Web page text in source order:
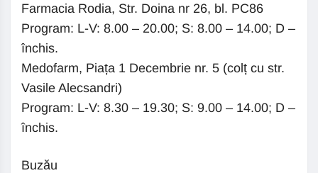
Farmacia Rodia, Str. Doina nr 26, bl. PC86
Program: L-V: 8.00 – 20.00; S: 8.00 – 14.00; D –
închis.
Medofarm, Piața 1 Decembrie nr. 5 (colț cu str.
Vasile Alecsandri)
Program: L-V: 8.30 – 19.30; S: 9.00 – 14.00; D –
închis.
Buzău